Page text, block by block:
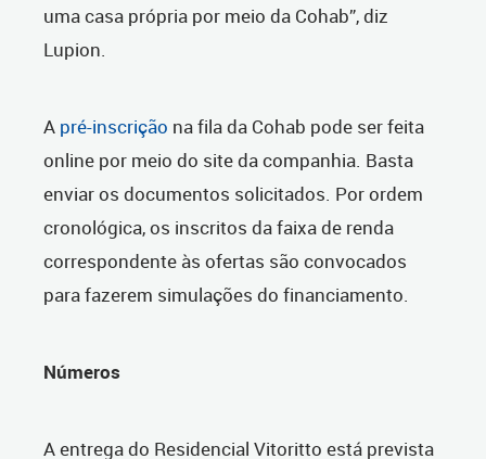
uma casa própria por meio da Cohab”, diz
Lupion.
A pré-inscrição na fila da Cohab pode ser feita
online por meio do site da companhia. Basta
enviar os documentos solicitados. Por ordem
cronológica, os inscritos da faixa de renda
correspondente às ofertas são convocados
para fazerem simulações do financiamento.
Números
A entrega do Residencial Vitoritto está prevista